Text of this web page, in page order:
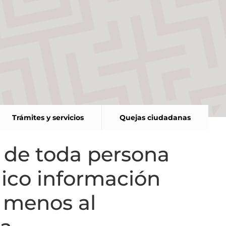
Trámites y servicios Quejas ciudadanas
toda persona
información
al